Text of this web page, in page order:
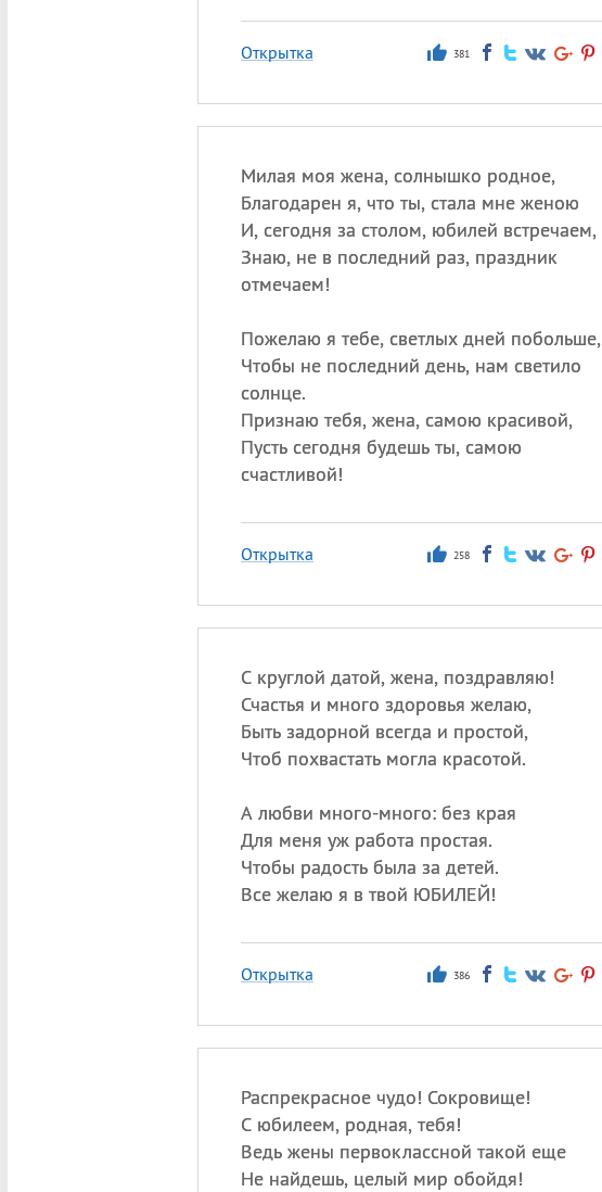
Открытка 381
Милая моя жена, солнышко родное,
Благодарен я, что ты, стала мне женою
И, сегодня за столом, юбилей встречаем,
Знаю, не в последний раз, праздник
отмечаем!
Пожелаю я тебе, светлых дней побольше,
Чтобы не последний день, нам светило
солнце.
Признаю тебя, жена, самою красивой,
Пусть сегодня будешь ты, самою
счастливой!
Открытка 258
С круглой датой, жена, поздравляю!
Счастья и много здоровья желаю,
Быть задорной всегда и простой,
Чтоб похвастать могла красотой.
А любви много-много: без края
Для меня уж работа простая.
Чтобы радость была за детей.
Все желаю я в твой ЮБИЛЕЙ!
Открытка 386
Распрекрасное чудо! Сокровище!
С юбилеем, родная, тебя!
Ведь жены первоклассной такой еще
Не найдешь, целый мир обойдя!